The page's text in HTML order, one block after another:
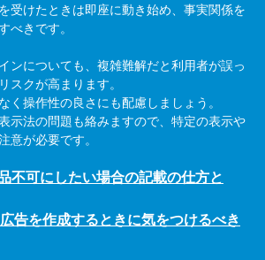
受けたときは即座に動き始め、事実関係を
べきです。
ンについても、複雑難解だと利用者が誤っ
スクが高まります。
く操作性の良さにも配慮しましょう。
示法の問題も絡みますので、特定の表示や
意が必要です。
不可にしたい場合の記載の仕方と
告を作成するときに気をつけるべき